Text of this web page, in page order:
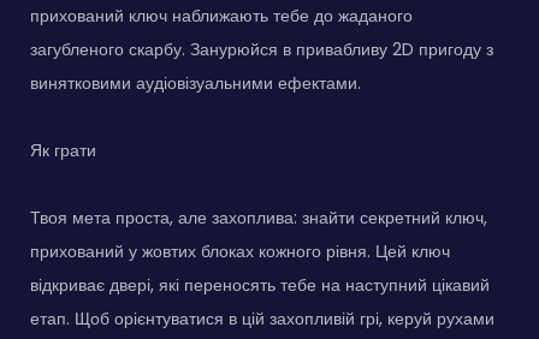
прихований ключ наближають тебе до жаданого
загубленого скарбу. Занурюйся в привабливу 2D пригоду з
винятковими аудіовізуальними ефектами.
Як грати
Твоя мета проста, але захоплива: знайти секретний ключ,
прихований у жовтих блоках кожного рівня. Цей ключ
відкриває двері, які переносять тебе на наступний цікавий
етап. Щоб орієнтуватися в цій захопливій грі, керуй рухами